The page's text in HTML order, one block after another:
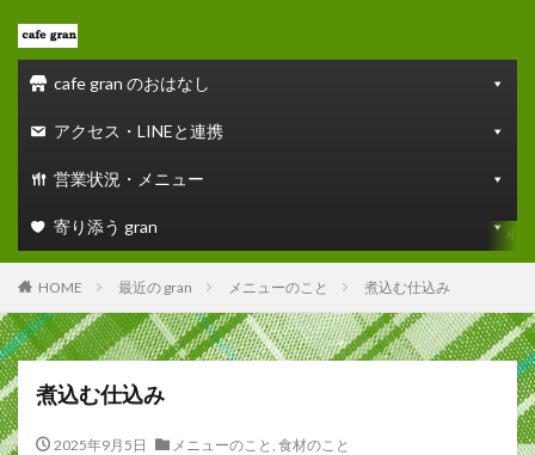
cafe gran のおはなし
アクセス・LINEと連携
営業状況・メニュー
寄り添う gran
HOME 最近の gran メニューのこと 煮込む仕込み
煮込む仕込み
2025年9月5日 メニューのこと , 食材のこと